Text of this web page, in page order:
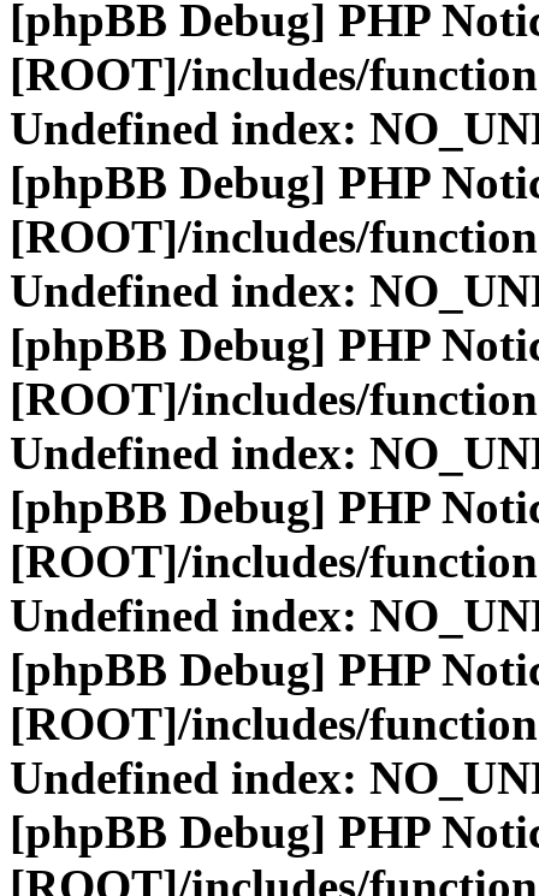
[phpBB Debug] PHP
[ROOT]/includes/
Undefined index:
[phpBB Debug] PHP
[ROOT]/includes/
Undefined index:
[phpBB Debug] PHP
[ROOT]/includes/
Undefined index:
[phpBB Debug] PHP
[ROOT]/includes/
Undefined index:
[phpBB Debug] PHP
[ROOT]/includes/
Undefined index:
[phpBB Debug] PHP